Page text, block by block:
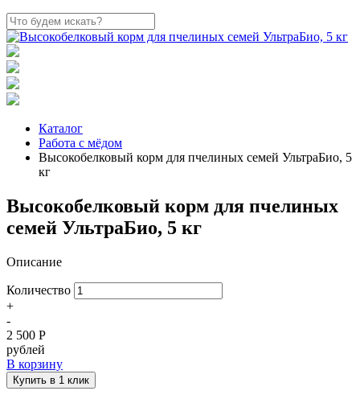
Каталог
Работа с мёдом
Высокобелковый корм для пчелиных семей УльтраБио, 5
кг
Высокобелковый корм для пчелиных
семей УльтраБио, 5 кг
Описание
Количество
+
-
2 500 Р
рублей
В корзину
Купить в 1 клик